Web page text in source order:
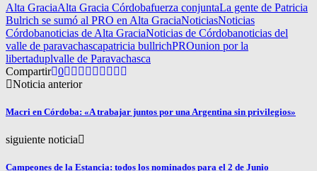
Alta GraciaAlta Gracia Córdobafuerza conjuntaLa gente de Patricia
Bulrich se sumó al PRO en Alta GraciaNoticiasNoticias
Córdobanoticias de Alta GraciaNoticias de Córdobanoticias del
valle de paravachascapatricia bullrichPROunion por la
libertaduplvalle de Paravachasca
Compartir 0
Noticia anterior
Macri en Córdoba: «A trabajar juntos por una Argentina sin privilegios»
siguiente noticia
Campeones de la Estancia: todos los nominados para el 2 de Junio